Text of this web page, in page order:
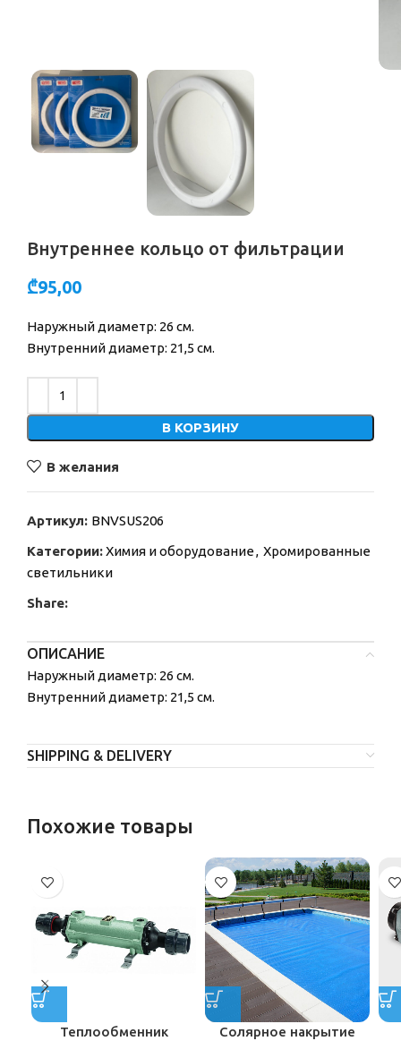
Внутреннее кольцо от фильтрации
₾95,00
Наружный диаметр: 26 см.
Внутренний диаметр: 21,5 см.
В КОРЗИНУ
В желания
Артикул: BNVSUS206
Категории:Химия и оборудование, Хромированные
светильники
Share:
ОПИСАНИЕ
Наружный диаметр: 26 см.
Внутренний диаметр: 21,5 см.
SHIPPING & DELIVERY
Похожие товары
Теплообменник Солярное накрытие